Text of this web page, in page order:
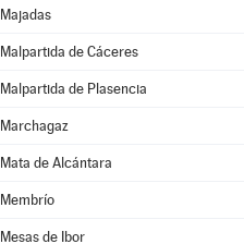
Majadas
Malpartida de Cáceres
Malpartida de Plasencia
Marchagaz
Mata de Alcántara
Membrío
Mesas de Ibor